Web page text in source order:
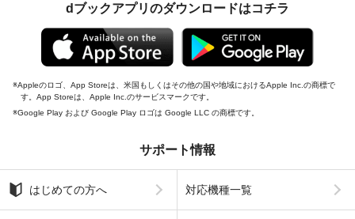
dブックアプリのダウンロードはコチラ
Appleのロゴ、App Storeは、米国もしくはその他の国や地域におけるApple Inc.の商標で
す。App Storeは、Apple Inc.のサービスマークです。
Google Play および Google Play ロゴは Google LLC の商標です。
サポート情報
はじめての方へ 対応機種一覧